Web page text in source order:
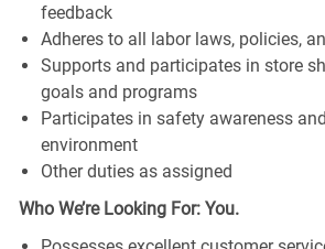
feedback
Adheres to all labor laws, policies,
Supports and participates in store
goals and programs
Participates in safety awareness
environment
Other duties as assigned
Who We’re Looking For: You.